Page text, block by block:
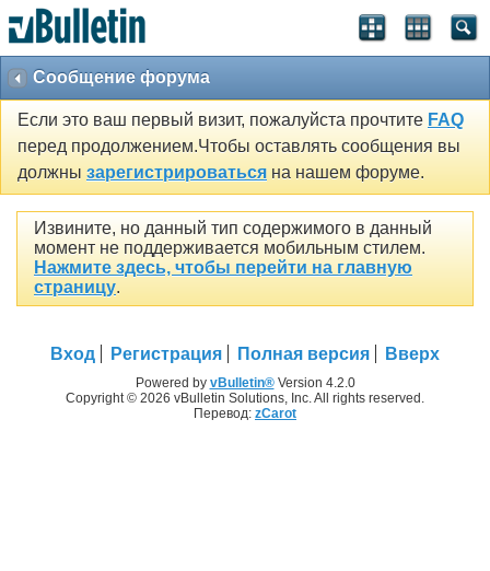
Сообщение форума
Если это ваш первый визит, пожалуйста прочтите FAQ
перед продолжением.Чтобы оставлять сообщения вы
должны зарегистрироваться на нашем форуме.
Извините, но данный тип содержимого в данный
момент не поддерживается мобильным стилем.
Нажмите здесь, чтобы перейти на главную
страницу.
Вход Регистрация Полная версия Вверх
Powered by vBulletin®Version 4.2.0
Copyright © 2026 vBulletin Solutions, Inc. All rights reserved.
Перевод: zCarot